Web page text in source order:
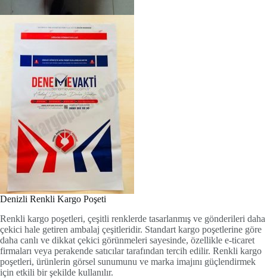
Denizli Renkli Kargo Poşeti
Renkli kargo poşetleri, çeşitli renklerde tasarlanmış ve gönderileri daha
çekici hale getiren ambalaj çeşitleridir. Standart kargo poşetlerine göre
daha canlı ve dikkat çekici görünmeleri sayesinde, özellikle e-ticaret
firmaları veya perakende satıcılar tarafından tercih edilir. Renkli kargo
poşetleri, ürünlerin görsel sunumunu ve marka imajını güçlendirmek
için etkili bir şekilde kullanılır.